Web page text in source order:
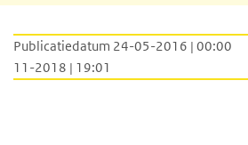
Publicatiedatum 24-05-2016 | 00:00
11-2018 | 19:01